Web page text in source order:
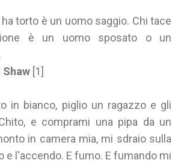
torto è un uomo saggio. Chi tace
è un uomo sposato o un
Shaw [1]
in bianco, piglio un ragazzo e gli
e comprami una pipa da un
in camera mia, mi sdraio sulla
e l'accendo. E fumo. E fumando mi